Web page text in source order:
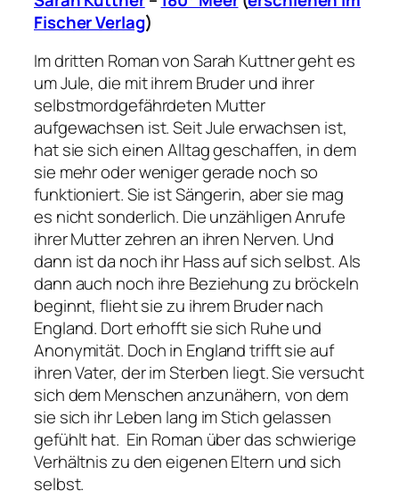
Fischer Verlag)
Im dritten Roman von Sarah Kuttner geht es
um Jule, die mit ihrem Bruder und ihrer
selbstmordgefährdeten Mutter
aufgewachsen ist. Seit Jule erwachsen ist,
hat sie sich einen Alltag geschaffen, in dem
sie mehr oder weniger gerade noch so
funktioniert. Sie ist Sängerin, aber sie mag
es nicht sonderlich. Die unzähligen Anrufe
ihrer Mutter zehren an ihren Nerven. Und
dann ist da noch ihr Hass auf sich selbst. Als
dann auch noch ihre Beziehung zu bröckeln
beginnt, flieht sie zu ihrem Bruder nach
England. Dort erhofft sie sich Ruhe und
Anonymität. Doch in England trifft sie auf
ihren Vater, der im Sterben liegt. Sie versucht
sich dem Menschen anzunähern, von dem
sie sich ihr Leben lang im Stich gelassen
gefühlt hat. Ein Roman über das schwierige
Verhältnis zu den eigenen Eltern und sich
selbst.